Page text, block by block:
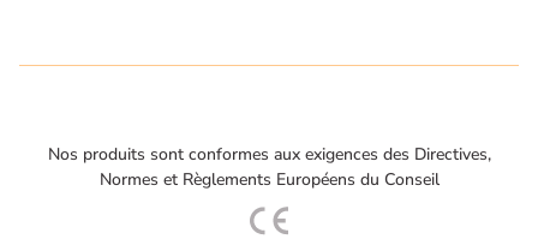
Nos produits sont conformes aux exigences des Directives,
Normes et Règlements Européens du Conseil